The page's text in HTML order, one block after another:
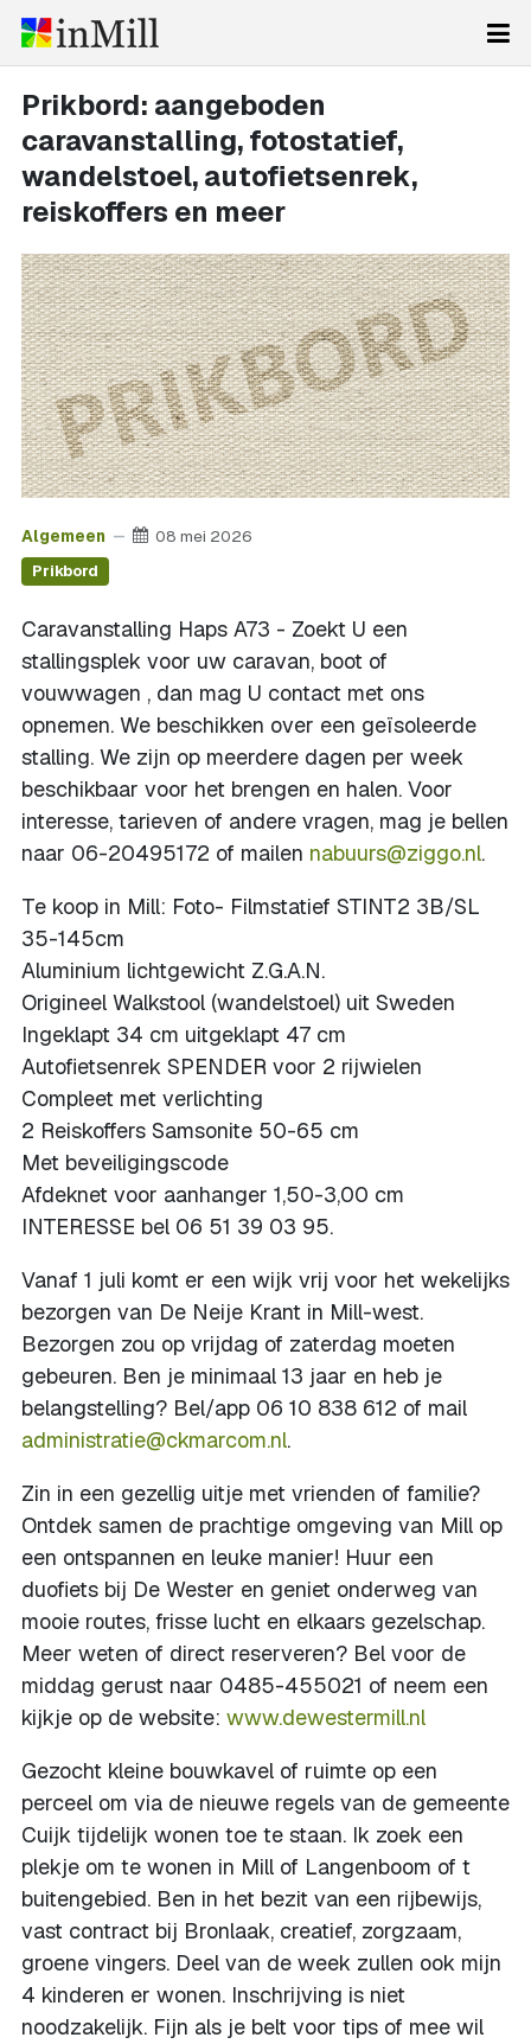
Prikbord: aangeboden
caravanstalling, fotostatief,
wandelstoel, autofietsenrek,
reiskoffers en meer
Algemeen 08 mei 2026
Prikbord
Caravanstalling Haps A73 - Zoekt U een
stallingsplek voor uw caravan, boot of
vouwwagen , dan mag U contact met ons
opnemen. We beschikken over een geïsoleerde
stalling. We zijn op meerdere dagen per week
beschikbaar voor het brengen en halen. Voor
interesse, tarieven of andere vragen, mag je bellen
naar 06-20495172 of mailen nabuurs@ziggo.nl.
Te koop in Mill: Foto- Filmstatief STINT2 3B/SL
35-145cm
Aluminium lichtgewicht Z.G.A.N.
Origineel Walkstool (wandelstoel) uit Sweden
Ingeklapt 34 cm uitgeklapt 47 cm
Autofietsenrek SPENDER voor 2 rijwielen
Compleet met verlichting
2 Reiskoffers Samsonite 50-65 cm
Met beveiligingscode
Afdeknet voor aanhanger 1,50-3,00 cm
INTERESSE bel 06 51 39 03 95.
Vanaf 1 juli komt er een wijk vrij voor het wekelijks
bezorgen van De Neije Krant in Mill-west.
Bezorgen zou op vrijdag of zaterdag moeten
gebeuren. Ben je minimaal 13 jaar en heb je
belangstelling? Bel/app 06 10 838 612 of mail
administratie@ckmarcom.nl.
Zin in een gezellig uitje met vrienden of familie?
Ontdek samen de prachtige omgeving van Mill op
een ontspannen en leuke manier! Huur een
duofiets bij De Wester en geniet onderweg van
mooie routes, frisse lucht en elkaars gezelschap.
Meer weten of direct reserveren? Bel voor de
middag gerust naar 0485-455021 of neem een
kijkje op de website: www.dewestermill.nl
Gezocht kleine bouwkavel of ruimte op een
perceel om via de nieuwe regels van de gemeente
Cuijk tijdelijk wonen toe te staan. Ik zoek een
plekje om te wonen in Mill of Langenboom of t
buitengebied. Ben in het bezit van een rijbewijs,
vast contract bij Bronlaak, creatief, zorgzaam,
groene vingers. Deel van de week zullen ook mijn
4 kinderen er wonen. Inschrijving is niet
noodzakelijk. Fijn als je belt voor tips of mee wil